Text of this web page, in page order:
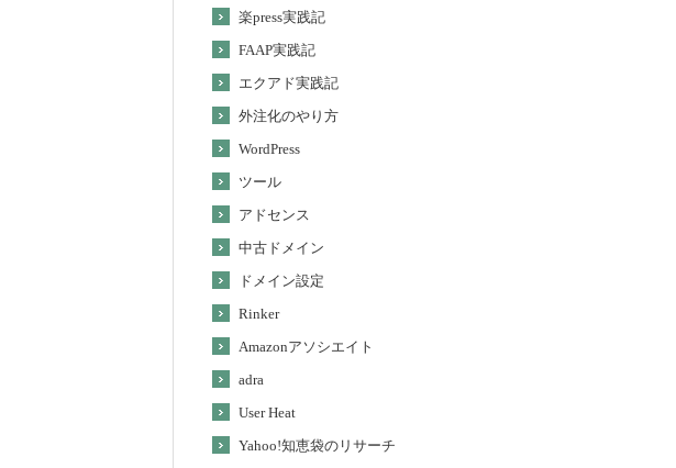
楽press実践記
FAAP実践記
エクアド実践記
外注化のやり方
WordPress
ツール
アドセンス
中古ドメイン
ドメイン設定
Rinker
Amazonアソシエイト
adra
User Heat
Yahoo!知恵袋のリサーチ